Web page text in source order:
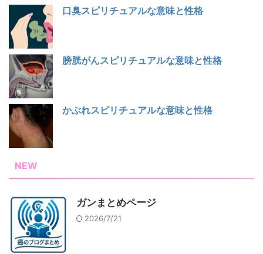
口臭スピリチュアルな意味と性格
膀胱がんスピリチュアルな意味と性格
かぶれスピリチュアルな意味と性格
NEW
ガンまとめページ
2026/7/21